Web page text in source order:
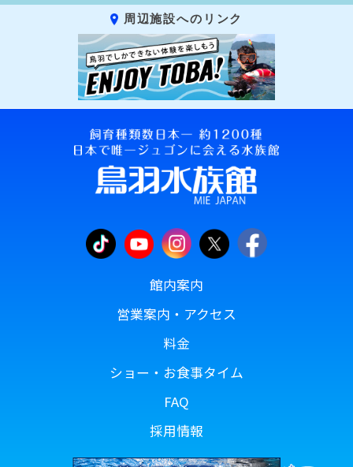
周辺施設へのリンク
館内案内
営業案内・アクセス
料金
ショー・お食事タイム
FAQ
採用情報